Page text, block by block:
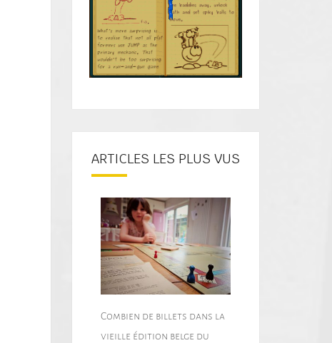
ARTICLES LES PLUS VUS
Combien de billets dans la
vieille édition belge du